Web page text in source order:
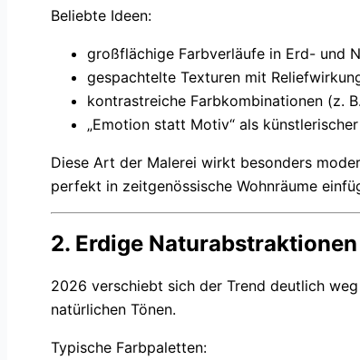
Beliebte Ideen:
großflächige Farbverläufe in Erd- und
gespachtelte Texturen mit
kontrastreiche Farbkombinationen (z.
„Emotion statt Motiv“ als
Diese Art der Malerei wirkt besonders
perfekt in zeitgenössische Wohnräume
2. Erdige Naturabstraktionen
2026 verschiebt sich der Trend deutlich
natürlichen Tönen.
Typische Farbpaletten: